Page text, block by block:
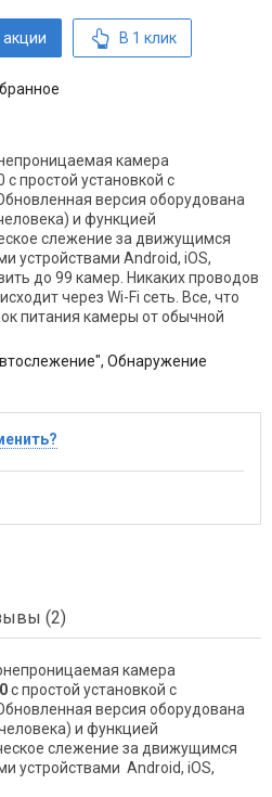
В 1 клик
камера
простой установкой с
версия оборудована
и функцией
слежение за движущимся
устройствами Android, iOS,
до 99 камер. Никаких проводов
через Wi-Fi сеть. Все, что
питания камеры от обычной
Обнаружение
(2)
камера
с простой установкой с
версия оборудована
и функцией
слежение за движущимся
устройствами Android, iOS,